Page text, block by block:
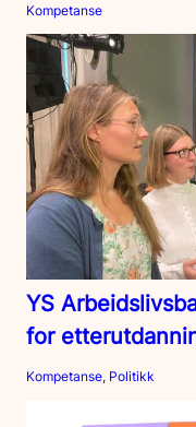
Kompetanse
YS
for
Kompetanse, Politikk